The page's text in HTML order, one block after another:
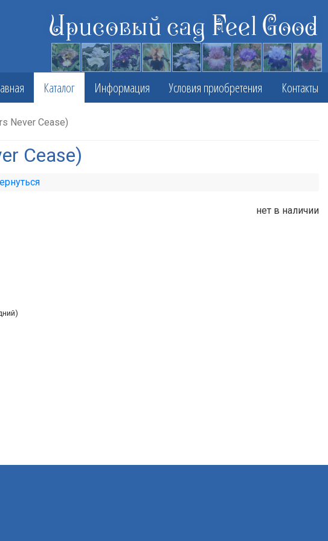
Ирисовый сад Feel Good
Каталог Информация Условия приобретения Контакты
Never Cease)
Cease)
нет в наличии